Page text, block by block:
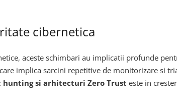
cibernetica
aceste schimbari au implicatii profunde
implica sarcini repetitive de monitorizare si
si arhitecturi Zero Trust este in